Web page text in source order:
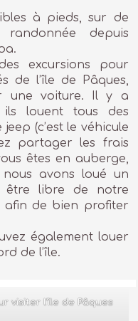
à pieds, sur de
depuis
excursions pour
de l’île de Pâques,
une voiture. Il y a
ils louent tous des
(c’est le véhicule
partager les frais
êtes en auberge,
avons loué un
être libre de notre
afin de bien profiter
également louer
de l’île.
visiter l’île de Pâques